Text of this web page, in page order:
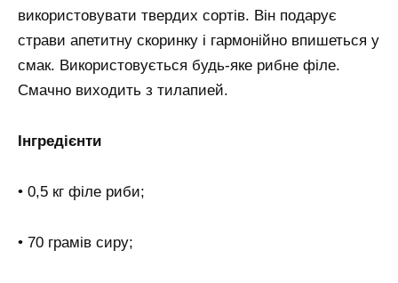
використовувати твердих сортів. Він подарує
страви апетитну скоринку і гармонійно впишеться у
смак. Використовується будь-яке рибне філе.
Смачно виходить з тилапией.
Інгредієнти
• 0,5 кг філе риби;
• 70 грамів сиру;